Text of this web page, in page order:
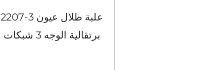
2207-3 علبة ظلال عيون
برتقالية الوجه 3 شبكات